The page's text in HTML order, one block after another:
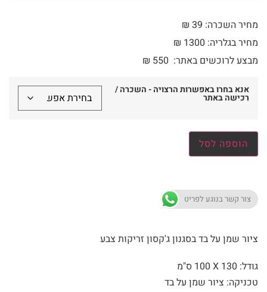
מחיר השכרה: 39 ₪
מחיר בגלריה: 1300 ₪
מבצע לרוכשים באתר:
₪ 550
אנא בחרו באפשרות הרצויה - השכרה /
רכישה באתר
הוספה לסל
צור קשר בנוגע לפריט
ציור שמן על בד בסגנון ג'קסון זריקות צבע
גודל: 130 X
100 ס"מ
טכניקה: ציור שמן על בד